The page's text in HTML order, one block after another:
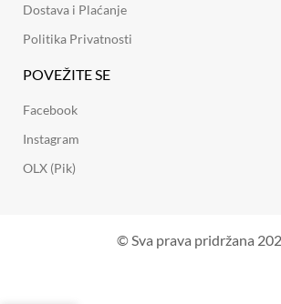
Dostava i Plaćanje
Politika Privatnosti
POVEŽITE SE
Facebook
Instagram
OLX (Pik)
© Sva prava pridržana